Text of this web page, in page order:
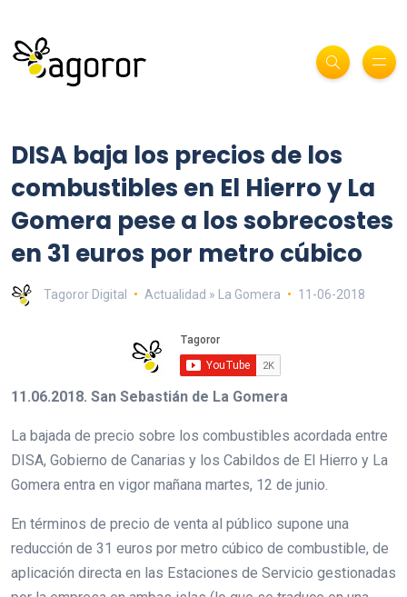
DISA baja los precios de los
combustibles en El Hierro y La
Gomera pese a los sobrecostes
en 31 euros por metro cúbico
Tagoror Digital Actualidad » La Gomera 11-06-2018
11.06.2018. San Sebastián de La Gomera
La bajada de precio sobre los combustibles acordada entre
DISA, Gobierno de Canarias y los Cabildos de El Hierro y La
Gomera entra en vigor mañana martes, 12 de junio.
En términos de precio de venta al público supone una
reducción de 31 euros por metro cúbico de combustible, de
aplicación directa en las Estaciones de Servicio gestionadas